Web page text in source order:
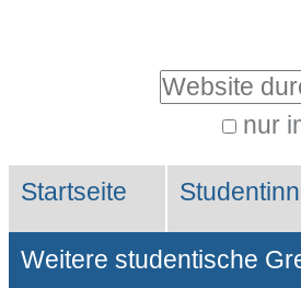
Website durchsuchen
nur
Suche…
Sektionen
Startseite
Weitere studentische